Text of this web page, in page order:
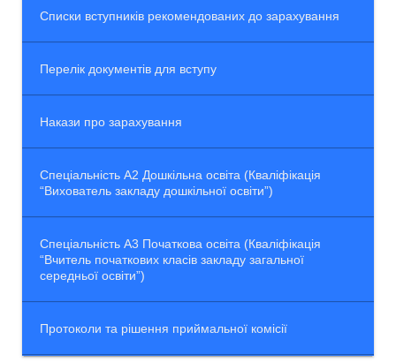
Списки вступників рекомендованих до зарахування
Перелік документів для вступу
Накази про зарахування
Спеціальність А2 Дошкільна освіта (Кваліфікація
“Вихователь закладу дошкільної освіти”)
Спеціальність А3 Початкова освіта (Кваліфікація
“Вчитель початкових класів закладу загальної
середньої освіти”)
Протоколи та рішення приймальної комісії